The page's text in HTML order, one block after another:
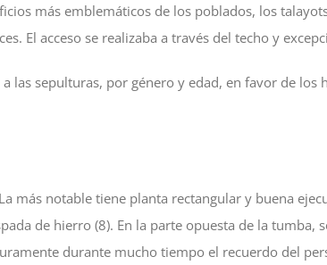
más emblemáticos de los poblados, los
El acceso se realizaba a través del techo y
las sepulturas, por género y edad, en favor de
más notable tiene planta rectangular y buena
de hierro (8). En la parte opuesta de la
durante mucho tiempo el recuerdo del